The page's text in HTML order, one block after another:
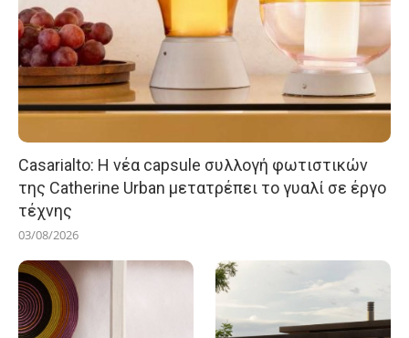
Casarialto: Η νέα capsule συλλογή φωτιστικών
της Catherine Urban μετατρέπει το γυαλί σε έργο
τέχνης
03/08/2026